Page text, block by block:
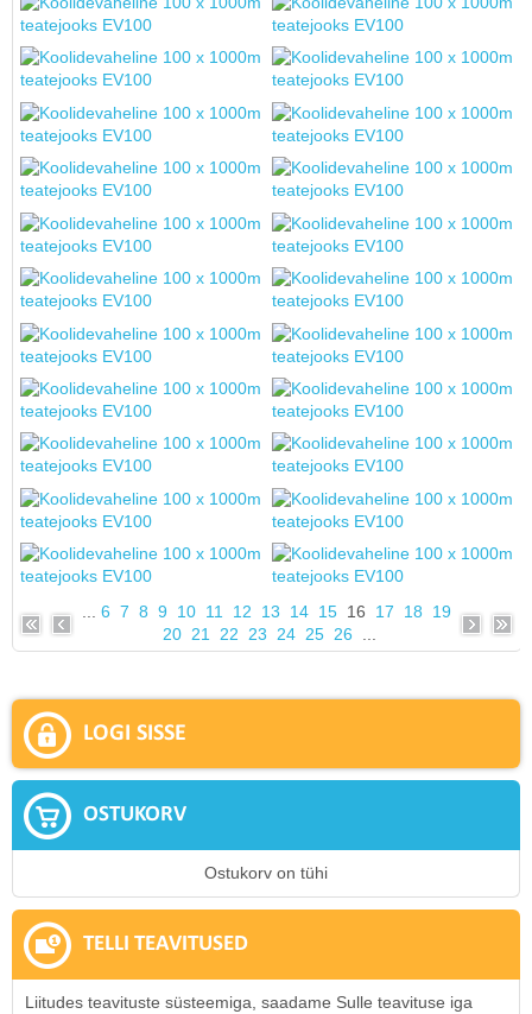
...6 7 8 9 10 11 12 13 14 15 16 17 18
19
20 21 22 23 24 25 26
LOGI SISSE
OSTUKORV
Ostukorv on tühi
TELLI TEAVITUSED
Liitudes teavituste süsteemiga, saadame Sulle teavituse iga